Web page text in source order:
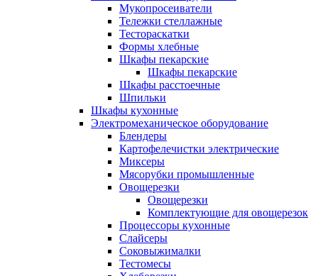
Мукопросеиватели
Тележки стеллажные
Тестораскатки
Формы хлебные
Шкафы пекарские
Шкафы пекарские
Шкафы расстоечные
Шпильки
Шкафы кухонные
Электромеханическое оборудование
Блендеры
Картофелечистки электрические
Миксеры
Мясорубки промышленные
Овощерезки
Овощерезки
Комплектующие для овощерезок
Процессоры кухонные
Слайсеры
Соковыжималки
Тестомесы